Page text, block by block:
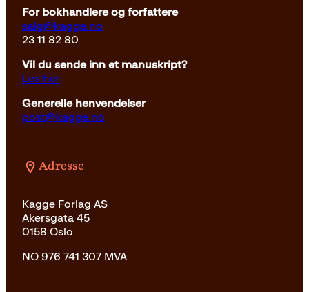
For bokhandlere og forfattere
salg@kagge.no
23 11 82 80
Vil du sende inn et manuskript?
Les her
Generelle henvendelser
post@kagge.no
Adresse
Kagge Forlag AS
Akersgata 45
0158 Oslo
NO 976 741 307 MVA